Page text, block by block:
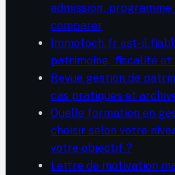
admission, programme
comparer
Immofoch.fr est-il
patrimoine, fiscalité et
Revue gestion de
cas pratiques et
Quelle formation en
choisir selon votre
votre objectif ?
Lettre de motivation